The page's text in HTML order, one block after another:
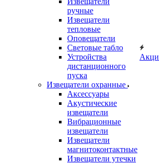
ручные
Извещатели
тепловые
Оповещатели
Световые табло
Устройства
дистанционного
пуска
Извещатели охранные
Аксессуары
Акустические
извещатели
Вибрационные
извещатели
Извещатели
магнитоконтактные
Извещатели утечки